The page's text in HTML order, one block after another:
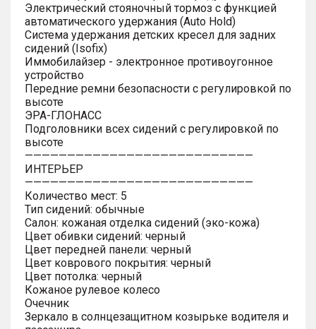
Электрический стояночный тормоз с функцией
автоматического удержания (Auto Hold)
Система удержания детских кресел для задних
сидений (Isofix)
Иммобилайзер - электронное противоугонное
устройство
Передние ремни безопасности с регулировкой по
высоте
ЭРА-ГЛОНАСС
Подголовники всех сидений с регулировкой по
высоте
———————————————————————————
ИНТЕРЬЕР
———————————————————————————
Количество мест: 5
Тип сидений: обычные
Салон: кожаная отделка сидений (эко-кожа)
Цвет обивки сидений: черный
Цвет передней панели: черный
Цвет коврового покрытия: черный
Цвет потолка: черный
Кожаное рулевое колесо
Очечник
Зеркало в солнцезащитном козырьке водителя и